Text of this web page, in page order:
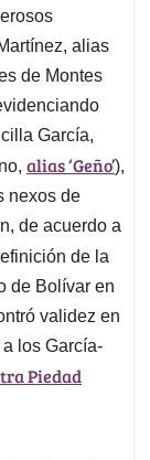
alias
de Montes
García,
alias ‘Geño’),
nexos de
de acuerdo a
de la
de Bolívar en
validez en
los García-
Piedad